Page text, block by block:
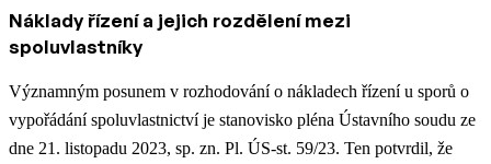
Náklady řízení a jejich rozdělení mezi
spoluvlastníky
Významným posunem v rozhodování o nákladech řízení u sporů o
vypořádání spoluvlastnictví je stanovisko pléna Ústavního soudu ze
dne 21. listopadu 2023, sp. zn. Pl. ÚS-st. 59/23. Ten potvrdil, že